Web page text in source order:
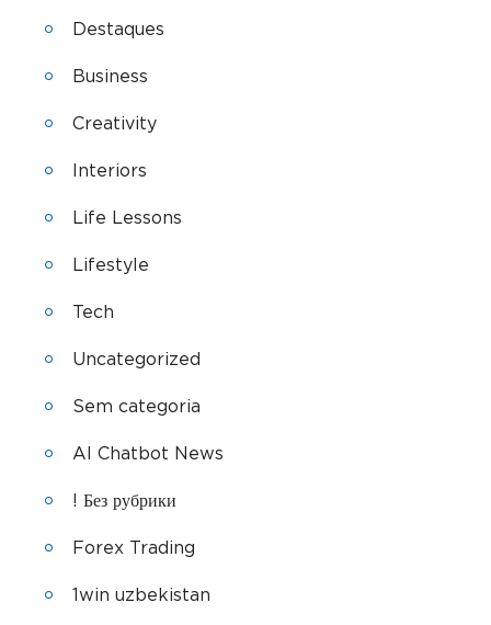
Destaques
Business
Creativity
Interiors
Life Lessons
Lifestyle
Tech
Uncategorized
Sem categoria
AI Chatbot News
! Без рубрики
Forex Trading
1win uzbekistan